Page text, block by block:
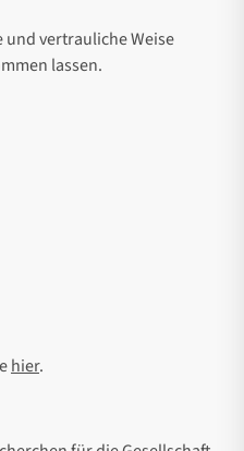
und vertrauliche Weise
lassen.
hier.